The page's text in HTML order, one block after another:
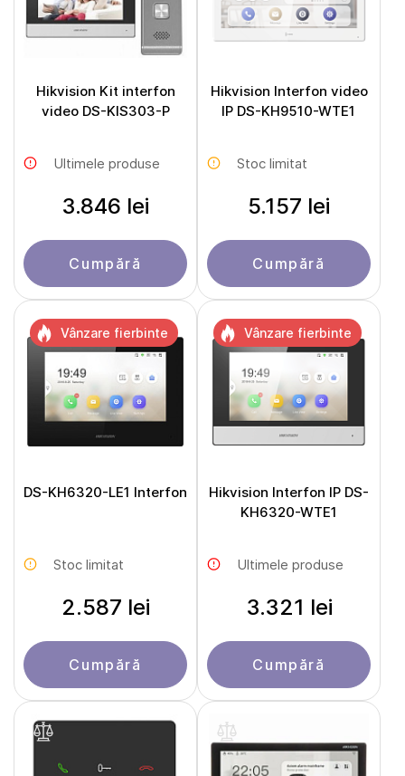
Hikvision Kit interfon
video DS-KIS303-P
Ultimele produse
3.846 lei
Cumpără
Hikvision Interfon video
IP DS-KH9510-WTE1
Stoc limitat
5.157 lei
Cumpără
DS-KH6320-LE1 Interfon
Stoc limitat
2.587 lei
Cumpără
Vânzare fierbinte
Hikvision Interfon IP DS-
KH6320-WTE1
Ultimele produse
3.321 lei
Cumpără
Vânzare fierbinte